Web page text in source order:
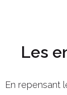
Les
En repensant